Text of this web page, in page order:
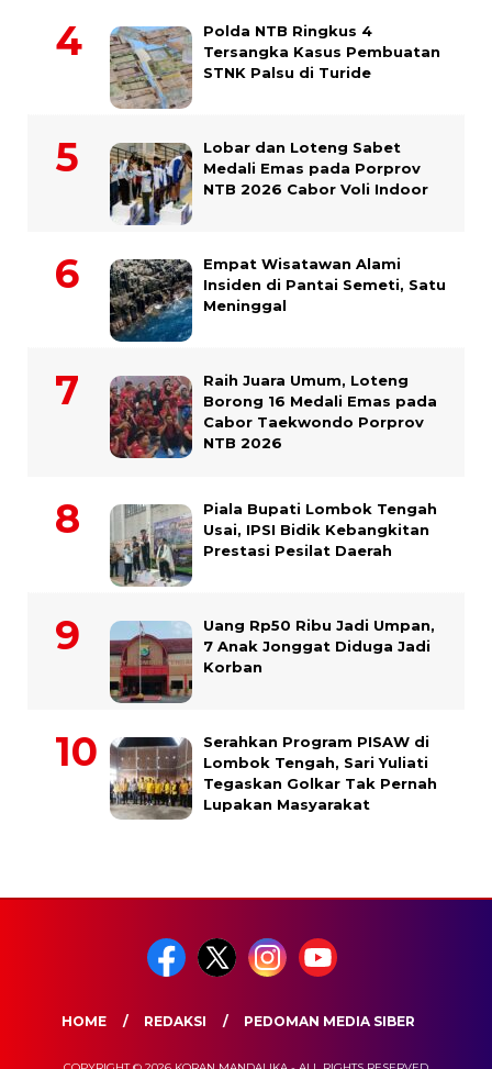
Polda NTB Ringkus 4
Tersangka Kasus Pembuatan
STNK Palsu di Turide
Lobar dan Loteng Sabet
Medali Emas pada Porprov
NTB 2026 Cabor Voli Indoor
Empat Wisatawan Alami
Insiden di Pantai Semeti, Satu
Meninggal
Raih Juara Umum, Loteng
Borong 16 Medali Emas pada
Cabor Taekwondo Porprov
NTB 2026
Piala Bupati Lombok Tengah
Usai, IPSI Bidik Kebangkitan
Prestasi Pesilat Daerah
Uang Rp50 Ribu Jadi Umpan,
7 Anak Jonggat Diduga Jadi
Korban
Serahkan Program PISAW di
Lombok Tengah, Sari Yuliati
Tegaskan Golkar Tak Pernah
Lupakan Masyarakat
HOME REDAKSI PEDOMAN MEDIA SIBER